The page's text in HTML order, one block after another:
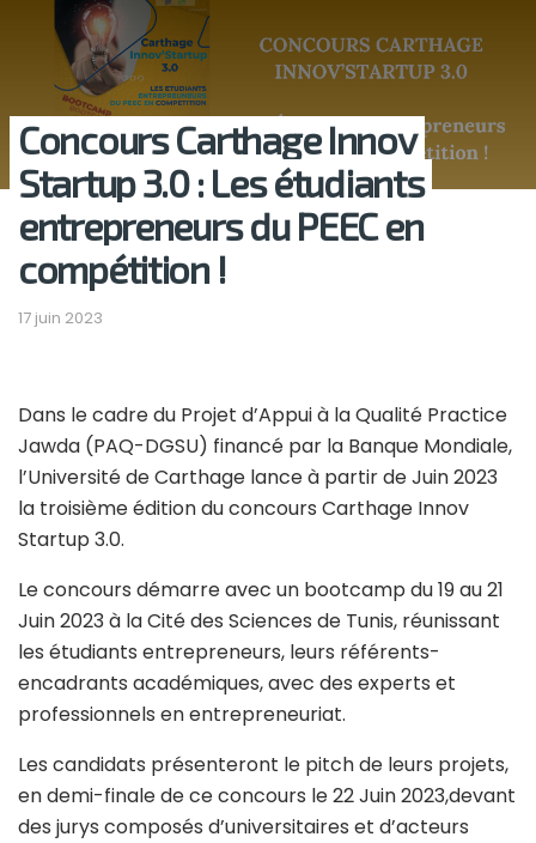
Concours Carthage Innov
Startup 3.0 : Les étudiants
entrepreneurs du PEEC en
compétition !
17 juin 2023
Dans le cadre du Projet d’Appui à la Qualité Practice
Jawda (PAQ-DGSU) financé par la Banque Mondiale,
l’Université de Carthage lance à partir de Juin 2023
la troisième édition du concours Carthage Innov
Startup 3.0.
Le concours démarre avec un bootcamp du 19 au 21
Juin 2023 à la Cité des Sciences de Tunis, réunissant
les étudiants entrepreneurs, leurs référents-
encadrants académiques, avec des experts et
professionnels en entrepreneuriat.
Les candidats présenteront le pitch de leurs projets,
en demi-finale de ce concours le 22 Juin 2023,devant
des jurys composés d’universitaires et d’acteurs